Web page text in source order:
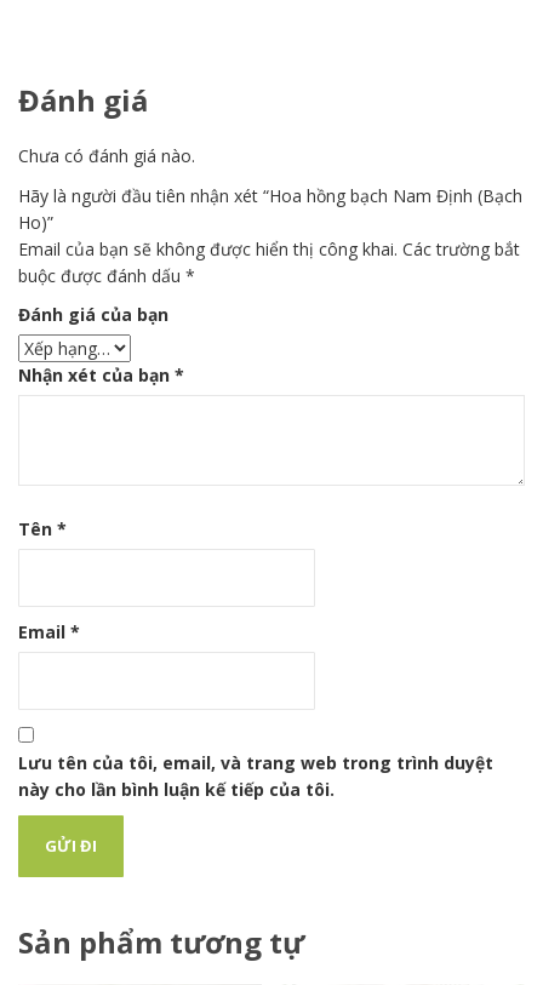
Đánh giá
Chưa có đánh giá nào.
Hãy là người đầu tiên nhận xét “Hoa hồng bạch Nam Định (Bạch
Ho)”
Email của bạn sẽ không được hiển thị công khai. Các trường bắt
buộc được đánh dấu *
Đánh giá của bạn
Nhận xét của bạn *
Tên *
Email *
Lưu tên của tôi, email, và trang web trong trình duyệt
này cho lần bình luận kế tiếp của tôi.
Sản phẩm tương tự